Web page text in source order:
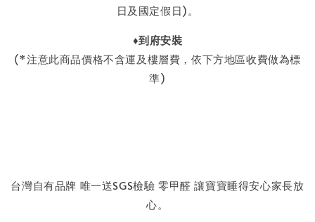
日及國定假日)。
♦到府安裝
(*注意此商品價格不含運及樓層費，依下方地區收費做為標
準)
台灣自有品牌 唯一送SGS檢驗 零甲醛 讓寶寶睡得安心家長放
心。